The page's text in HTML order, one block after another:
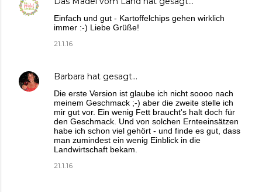
Einfach und gut - Kartoffelchips gehen wirklich
immer :-) Liebe Grüße!
21.1.16
Barbara hat gesagt…
Die erste Version ist glaube ich nicht soooo nach
meinem Geschmack ;-) aber die zweite stelle ich
mir gut vor. Ein wenig Fett braucht's halt doch für
den Geschmack. Und von solchen Ernteeinsätzen
habe ich schon viel gehört - und finde es gut, dass
man zumindest ein wenig Einblick in die
Landwirtschaft bekam.
21.1.16